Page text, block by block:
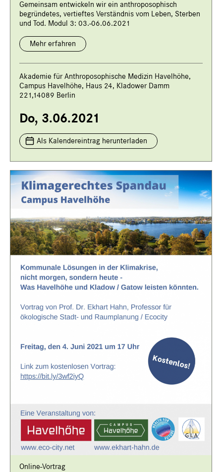
Gemeinsam entwickeln wir ein anthroposophisch
begründetes, vertieftes Verständnis vom Leben, Sterben
und Tod. Modul 3: 03.-06.06.2021
Mehr erfahren
Akademie für Anthroposophische Medizin Havelhöhe,
Campus Havelhöhe, Haus 24, Kladower Damm
221,14089 Berlin
Do, 3.06.2021
Als Kalendereintrag herunterladen
Online-Vortrag